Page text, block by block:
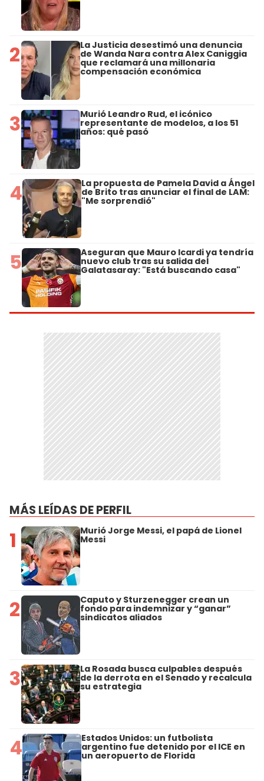
2 La Justicia desestimó una denuncia
de Wanda Nara contra Alex Caniggia
que reclamará una millonaria
compensación económica
3 Murió Leandro Rud, el icónico
representante de modelos, a los 51
años: qué pasó
4 La propuesta de Pamela David a Ángel
de Brito tras anunciar el final de LAM:
"Me sorprendió"
5 Aseguran que Mauro Icardi ya tendría
nuevo club tras su salida del
Galatasaray: "Está buscando casa"
MÁS LEÍDAS DE PERFIL
1 Murió Jorge Messi, el papá de Lionel
Messi
2 Caputo y Sturzenegger crean un
fondo para indemnizar y “ganar”
sindicatos aliados
3 La Rosada busca culpables después
de la derrota en el Senado y recalcula
su estrategia
4 Estados Unidos: un futbolista
argentino fue detenido por el ICE en
un aeropuerto de Florida